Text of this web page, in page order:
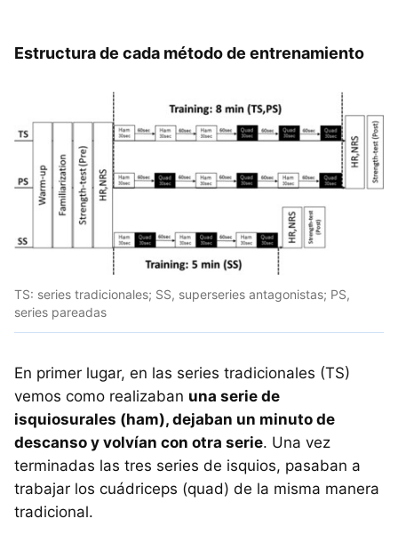
Estructura de cada método de entrenamiento
TS: series tradicionales; SS, superseries antagonistas; PS,
series pareadas
En primer lugar, en las series tradicionales (TS)
vemos como realizaban una serie de
isquiosurales (ham), dejaban un minuto de
descanso y volvían con otra serie. Una vez
terminadas las tres series de isquios, pasaban a
trabajar los cuádriceps (quad) de la misma manera
tradicional.